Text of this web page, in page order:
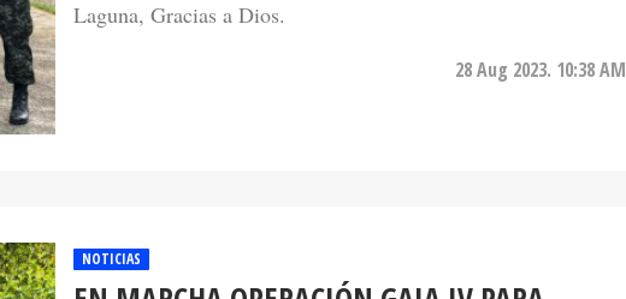
EN MARCHA OPERACIÓN GAIA IV PARA